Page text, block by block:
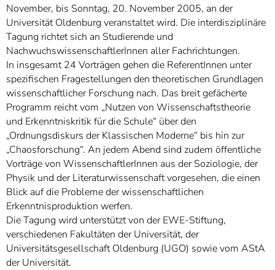
November, bis Sonntag, 20. November 2005, an der
Universität Oldenburg veranstaltet wird. Die interdisziplinäre
Tagung richtet sich an Studierende und
NachwuchswissenschaftlerInnen aller Fachrichtungen.
In insgesamt 24 Vorträgen gehen die ReferentInnen unter
spezifischen Fragestellungen den theoretischen Grundlagen
wissenschaftlicher Forschung nach. Das breit gefächerte
Programm reicht vom „Nutzen von Wissenschaftstheorie
und Erkenntniskritik für die Schule“ über den
„Ordnungsdiskurs der Klassischen Moderne“ bis hin zur
„Chaosforschung“. An jedem Abend sind zudem öffentliche
Vorträge von WissenschaftlerInnen aus der Soziologie, der
Physik und der Literaturwissenschaft vorgesehen, die einen
Blick auf die Probleme der wissenschaftlichen
Erkenntnisproduktion werfen.
Die Tagung wird unterstützt von der EWE-Stiftung,
verschiedenen Fakultäten der Universität, der
Universitätsgesellschaft Oldenburg (UGO) sowie vom AStA
der Universität.